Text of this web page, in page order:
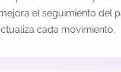
el seguimiento del
cada movimiento.